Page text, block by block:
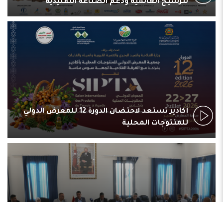
لترسيخ العالمية ودعم الصناعة التقليدية
أكادير تستعد لاحتضان الدورة 12 للمعرض الدولي
للمنتوجات المحلية